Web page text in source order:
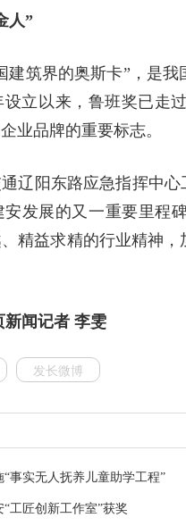
人”
建筑界的奥斯卡”，是
设立以来，鲁班奖已走
业品牌的重要标志。
辽阳东路应急指挥中
发展的又一重要里程
精益求精的行业精神
新闻记者 李雯
发长微博
事实无人抚养儿童助学工程”
工匠创新工作室”获奖